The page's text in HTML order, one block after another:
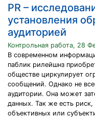
PR –
установления
аудиторией
Контрольная работа, 28
В современном
паблик рилейшнз
обществе циркулирует
сообщений. Однако не
аудитории. Она может
данных. Так же есть
объективных или